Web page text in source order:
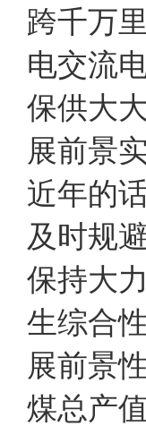
跨千万
电交流
保供大
展前景
近年的
及时规
保持大
生综合
展前景
煤总产